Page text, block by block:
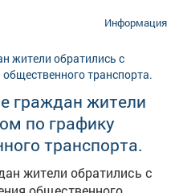
Информация
граждан жители
по графику
транспорта.
жители обратились с